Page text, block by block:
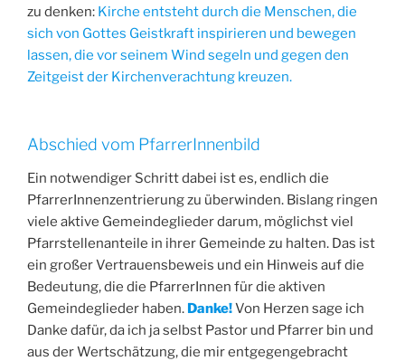
zu denken: Kirche entsteht durch die Menschen, die
sich von Gottes Geistkraft inspirieren und bewegen
lassen, die vor seinem Wind segeln und gegen den
Zeitgeist der Kirchenverachtung kreuzen.
Abschied vom PfarrerInnenbild
Ein notwendiger Schritt dabei ist es, endlich die
PfarrerInnenzentrierung zu überwinden. Bislang ringen
viele aktive Gemeindeglieder darum, möglichst viel
Pfarrstellenanteile in ihrer Gemeinde zu halten. Das ist
ein großer Vertrauensbeweis und ein Hinweis auf die
Bedeutung, die die PfarrerInnen für die aktiven
Gemeindeglieder haben. Danke!Von Herzen sage ich
Danke dafür, da ich ja selbst Pastor und Pfarrer bin und
aus der Wertschätzung, die mir entgegengebracht